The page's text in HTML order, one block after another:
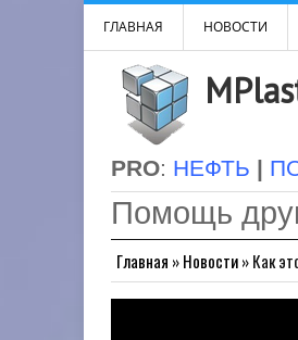
ГЛАВНАЯ НОВОСТИ
PRO: НЕФТЬ |
Помощь
Главная »Новости»Как